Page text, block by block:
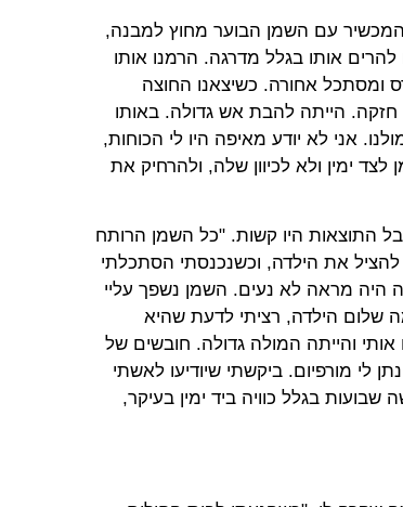
עם השמן הבוער מחוץ למבנה,
אותו בגלל מדרגה. הרמנו אותו
ומסתכל אחורה. כשיצאנו החוצה
חזקה. הייתה להבת אש גדולה. באותו
אני לא יודע מאיפה היו לי הכוחות,
ימין ולא לכיוון שלה, ולהרחיק את
התוצאות היו קשות. "כל השמן הרותח
את הילדה, וכשנכנסתי הסתכלתי
היה מראה לא נעים. השמן נשפך עליי
שלום הילדה, רציתי לדעת שהיא
והייתה המולה גדולה. חובשים של
לי מורפיום. ביקשתי שיודיעו לאשתי
בגלל כוויה ביד ימין בעיקר,